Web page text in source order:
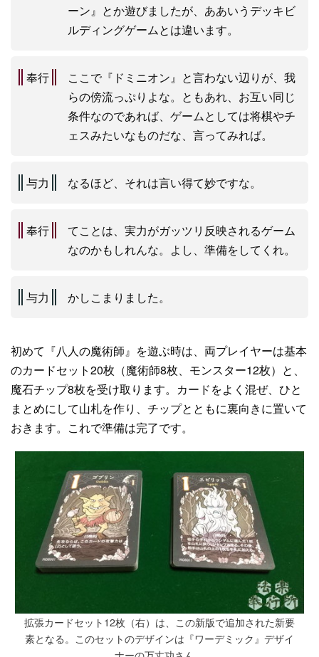
ーン』とか遊びましたが、ああいうデッキビ
ルディングゲームとは違います。
奉行
ここで『ドミニオン』と言わない辺りが、我
らの傍流っぷりよな。ともあれ、お互い同じ
条件なのであれば、ゲームとしては将棋やチ
ェスみたいなものだな、言ってみれば。
与力 なるほど、それは言い得て妙ですな。
奉行
てことは、実力がガッツリ反映されるゲーム
なのかもしれんな。よし、準備をしてくれ。
与力 かしこまりました。
初めて『八人の魔術師』を遊ぶ時は、両プレイヤーは基本
のカードセット20枚（魔術師8枚、モンスター12枚）と、
魔石チップ8枚を受け取ります。カードをよく混ぜ、ひと
まとめにして山札を作り、チップとともに裏向きに置いて
おきます。これで準備は完了です。
拡張カードセット12枚（右）は、この新版で追加された新要
素となる。このセットのデザインは『ワーデミック』デザイ